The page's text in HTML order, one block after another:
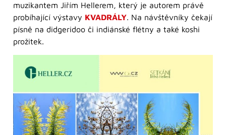
muzikantem Jiřím Hellerem, který je autorem právě
probíhající výstavy KVADRÁLY. Na návštěvníky čekají
písně na didgeridoo či indiánské flétny a také koshi
prožitek.